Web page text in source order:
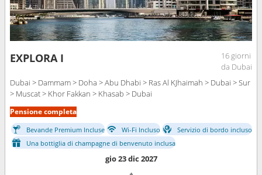
EXPLORA I
16 giorni
da Dubai
Dubai > Dammam > Doha > Abu Dhabi > Ras Al KJhaimah > Dubai > Sur
> Muscat > Khor Fakkan > Khasab > Dubai
Pensione completa
Bevande Premium Incluse Wi-Fi Incluso
Servizio di bordo incluso
Una bottiglia di champagne di benvenuto inclusa
gio 23 dic 2027